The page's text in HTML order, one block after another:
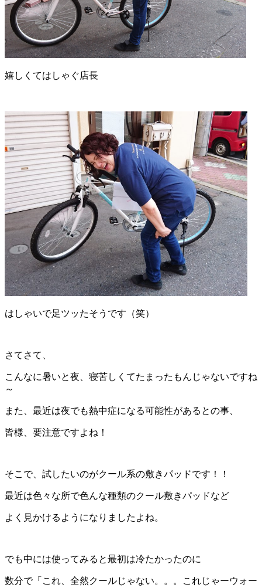
嬉しくてはしゃぐ店長
はしゃいで足ツッたそうです（笑）
さてさて、
こんなに暑いと夜、寝苦しくてたまったもんじゃないですね
～
また、最近は夜でも熱中症になる可能性があるとの事、
皆様、要注意ですよね！
そこで、試したいのがクール系の敷きパッドです！！
最近は色々な所で色んな種類のクール敷きパッドなど
よく見かけるようになりましたよね。
でも中には使ってみると最初は冷たかったのに
数分で「これ、全然クールじゃない。。。これじゃーウォー